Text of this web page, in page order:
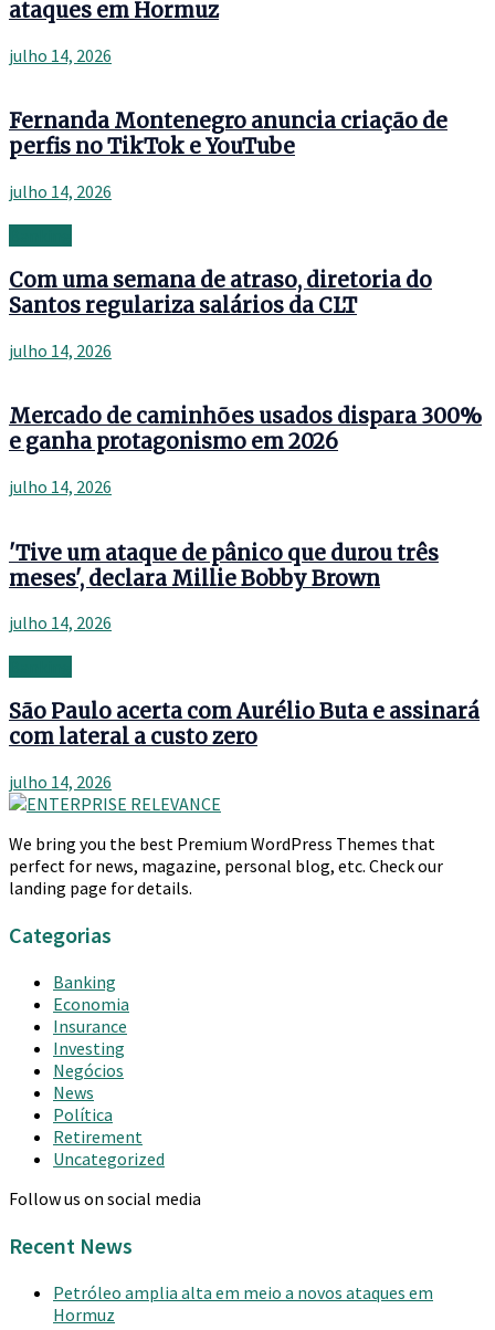
ataques em Hormuz
julho 14, 2026
Fernanda Montenegro anuncia criação de
perfis no TikTok e YouTube
julho 14, 2026
Com uma semana de atraso, diretoria do
Santos regulariza salários da CLT
julho 14, 2026
Mercado de caminhões usados dispara 300%
e ganha protagonismo em 2026
julho 14, 2026
'Tive um ataque de pânico que durou três
meses', declara Millie Bobby Brown
julho 14, 2026
São Paulo acerta com Aurélio Buta e assinará
com lateral a custo zero
julho 14, 2026
We bring you the best Premium WordPress Themes that
perfect for news, magazine, personal blog, etc. Check our
landing page for details.
Categorias
Banking
Economia
Insurance
Investing
Negócios
News
Política
Retirement
Uncategorized
Follow us on social media
Recent News
Petróleo amplia alta em meio a novos ataques em
Hormuz